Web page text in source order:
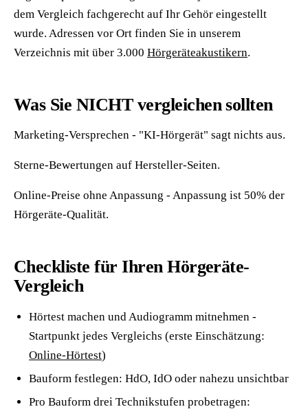
dem Vergleich fachgerecht auf Ihr Gehör eingestellt
wurde. Adressen vor Ort finden Sie in unserem
Verzeichnis mit über 3.000 Hörgeräteakustikern.
Was Sie NICHT vergleichen sollten
Marketing-Versprechen - "KI-Hörgerät" sagt nichts aus.
Sterne-Bewertungen auf Hersteller-Seiten.
Online-Preise ohne Anpassung - Anpassung ist 50% der
Hörgeräte-Qualität.
Checkliste für Ihren Hörgeräte-
Vergleich
Hörtest machen und Audiogramm mitnehmen -
Startpunkt jedes Vergleichs (erste Einschätzung:
Online-Hörtest)
Bauform festlegen: HdO, IdO oder nahezu unsichtbar
Pro Bauform drei Technikstufen probetragen: